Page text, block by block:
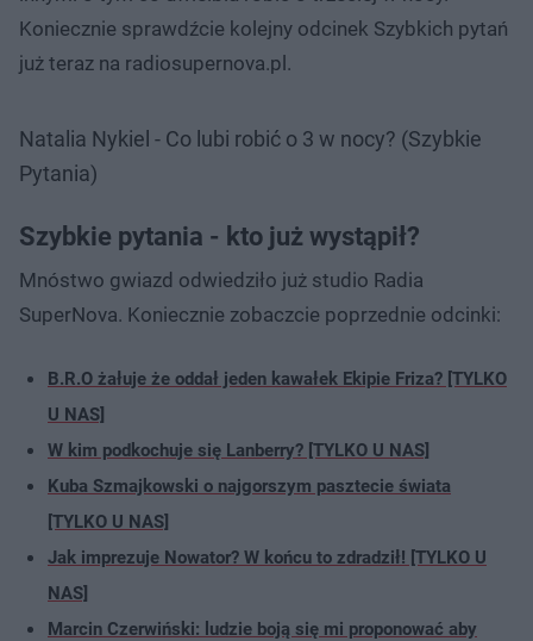
Koniecznie sprawdźcie kolejny odcinek Szybkich pytań
już teraz na radiosupernova.pl.
Natalia Nykiel - Co lubi robić o 3 w nocy? (Szybkie
Pytania)
Szybkie pytania - kto już wystąpił?
Mnóstwo gwiazd odwiedziło już studio Radia
SuperNova. Koniecznie zobaczcie poprzednie odcinki:
B.R.O żałuje że oddał jeden kawałek Ekipie Friza? [TYLKO
U NAS]
W kim podkochuje się Lanberry? [TYLKO U NAS]
Kuba Szmajkowski o najgorszym pasztecie świata
[TYLKO U NAS]
Jak imprezuje Nowator? W końcu to zdradził! [TYLKO U
NAS]
Marcin Czerwiński: ludzie boją się mi proponować aby